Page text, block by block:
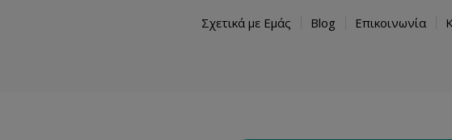
Σχετικά με Εμάς Blog Επικοινωνία